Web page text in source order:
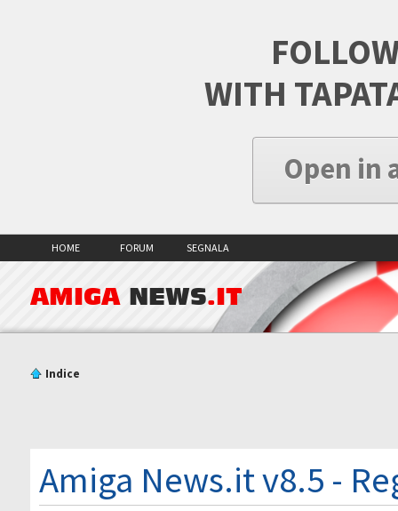
WITH
Open in
HOME FORUM SEGNALA
AMIGA NEWS.IT
Indice
Amiga News.it v8.5 -